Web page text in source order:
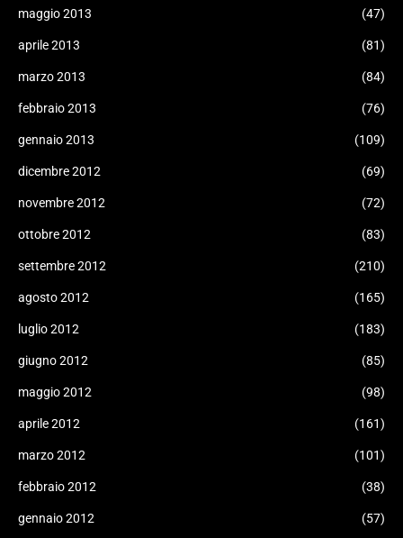
maggio 2013 (47)
aprile 2013 (81)
marzo 2013 (84)
febbraio 2013 (76)
gennaio 2013 (109)
dicembre 2012 (69)
novembre 2012 (72)
ottobre 2012 (83)
settembre 2012 (210)
agosto 2012 (165)
luglio 2012 (183)
giugno 2012 (85)
maggio 2012 (98)
aprile 2012 (161)
marzo 2012 (101)
febbraio 2012 (38)
gennaio 2012 (57)